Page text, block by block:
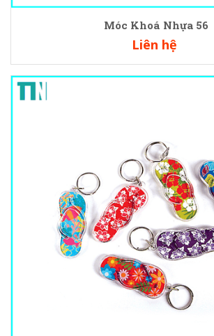
Móc Khoá Nhựa 56
Liên hệ